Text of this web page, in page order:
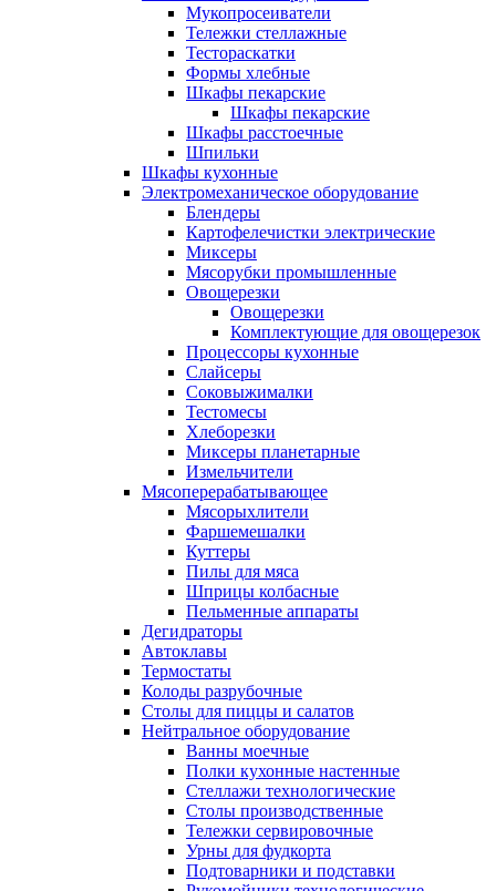
Мукопросеиватели
Тележки стеллажные
Тестораскатки
Формы хлебные
Шкафы пекарские
Шкафы пекарские
Шкафы расстоечные
Шпильки
Шкафы кухонные
Электромеханическое оборудование
Блендеры
Картофелечистки электрические
Миксеры
Мясорубки промышленные
Овощерезки
Овощерезки
Комплектующие для овощерезок
Процессоры кухонные
Слайсеры
Соковыжималки
Тестомесы
Хлеборезки
Миксеры планетарные
Измельчители
Мясоперерабатывающее
Мясорыхлители
Фаршемешалки
Куттеры
Пилы для мяса
Шприцы колбасные
Пельменные аппараты
Дегидраторы
Автоклавы
Термостаты
Колоды разрубочные
Столы для пиццы и салатов
Нейтральное оборудование
Ванны моечные
Полки кухонные настенные
Стеллажи технологические
Столы производственные
Тележки сервировочные
Урны для фудкорта
Подтоварники и подставки